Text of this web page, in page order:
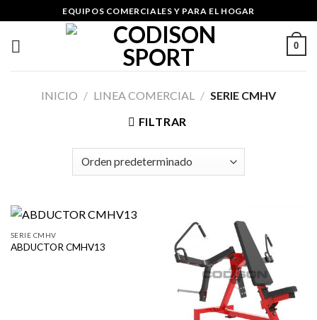
to
content
EQUIPOS COMERCIALES Y PARA EL HOGAR
0
INICIO / LINEA COMERCIAL / SERIE CMHV
FILTRAR
SERIE CMHV
ABDUCTOR CMHV13